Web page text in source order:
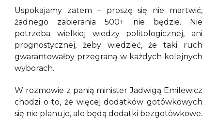
Uspokajamy zatem – proszę się nie martwić,
żadnego zabierania 500+ nie będzie. Nie
potrzeba wielkiej wiedzy politologicznej, ani
prognostycznej, żeby wiedzieć, że taki ruch
gwarantowałby przegraną w każdych kolejnych
wyborach.
W rozmowie z panią minister Jadwigą Emilewicz
chodzi o to, że więcej dodatków gotówkowych
się nie planuje, ale będą dodatki bezgotówkowe.